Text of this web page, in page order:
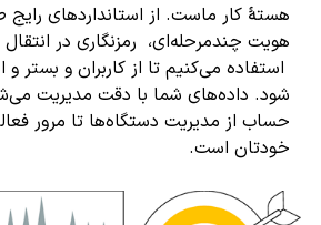
هستهٔ کار ماست. از استانداردهای رایج
هویت چندمرحله‌ای، رمزنگاری در انتقال
استفاده می‌کنیم تا از کاربران و بستر
شود. داده‌های شما با دقت مدیریت
حساب از مدیریت دستگاه‌ها تا مرور
خودتان است.